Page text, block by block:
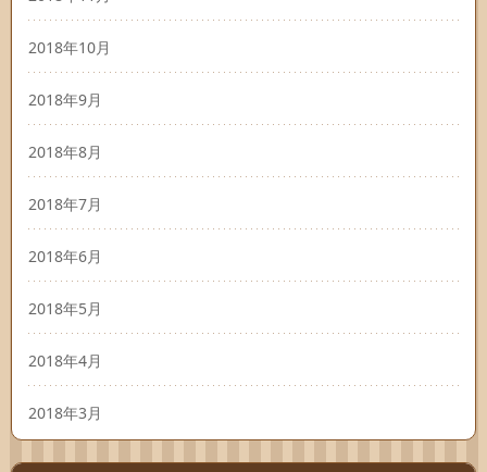
2018年10月
2018年9月
2018年8月
2018年7月
2018年6月
2018年5月
2018年4月
2018年3月